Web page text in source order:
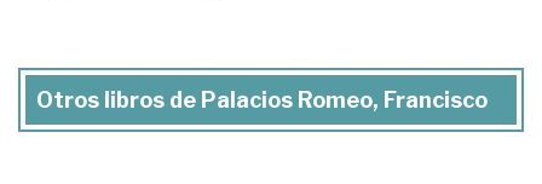
Otros libros de Palacios Romeo, Francisco